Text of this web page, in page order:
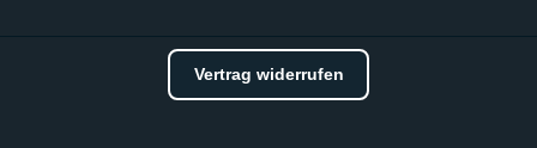
Vertrag widerrufen